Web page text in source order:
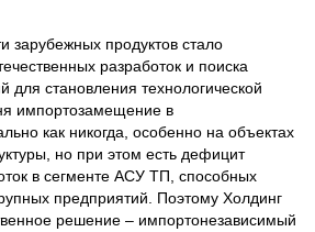
зарубежных продуктов стало
разработок и поиска
становления технологической
импортозамещение в
как никогда, особенно на объектах
но при этом есть дефицит
в сегменте АСУ ТП, способных
предприятий. Поэтому Холдинг
решение – импортонезависимый